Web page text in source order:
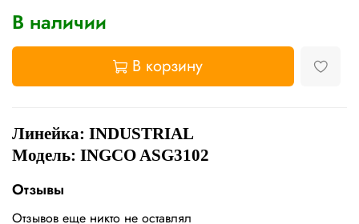
В наличии
В корзину
Линейка: INDUSTRIAL
Модель: INGCO ASG3102
Отзывы
Отзывов еще никто не оставлял